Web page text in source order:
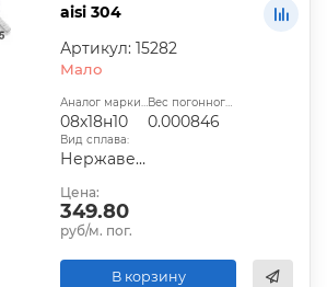
aisi 304
Артикул: 15282
Мало
Аналог марки стали:
08х18н10
Вес погонного метра, т.:
0.000846
Вид сплава:
Нержавеющий
Цена:
349.80
руб/м. пог.
В корзину